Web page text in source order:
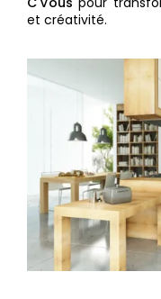
et créativité.